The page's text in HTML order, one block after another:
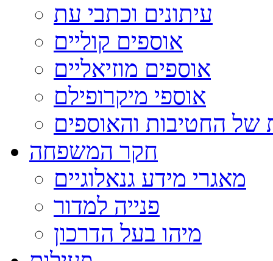
עיתונים וכתבי עת
אוספים קוליים
אוספים מוזיאליים
אוספי מיקרופילם
של החטיבות והאוספים
חקר המשפחה
מאגרי מידע גנאלוגיים
פנייה למדור
מיהו בעל הדרכון